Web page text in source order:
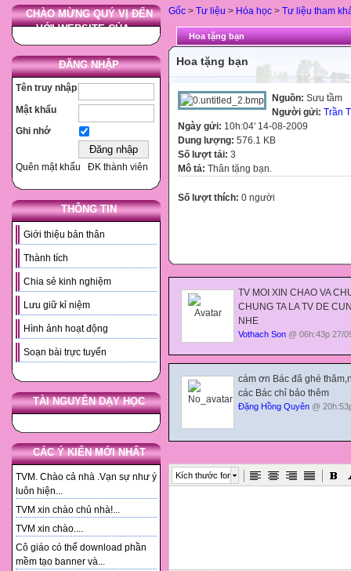
CHÀO MỪNG QUÝ VỊ ĐẾN
VỚI WEBSITE CỦA ...
ĐĂNG NHẬP
Tên truy nhập
Mật khẩu
Ghi nhớ
Quên mật khẩu ĐK thành viên
THÔNG TIN
Giới thiệu bản thân
Thành tích
Chia sẻ kinh nghiệm
Lưu giữ kỉ niệm
Hình ảnh hoạt động
Soạn bài trực tuyến
TÀI NGUYÊN DẠY HỌC
CÁC Ý KIẾN MỚI NHẤT
TVM. Chào cả nhà .Vạn sự như ý
luôn hiện...
TVM xin chào chủ nhà!...
TVM xin chào....
Cô giáo có thể download phần
mềm tạo banner và...
Gốc > Tư liệu > Hóa học > Tư liệu tham
Hoa tặng bạn
Hoa tặng bạn
Nguồn: Sưu tầm
Người gửi: Trần
Ngày gửi: 10h:04' 14-08-2009
Dung lượng: 576.1 KB
Số lượt tải: 3
Mô tả: Thân tặng bạn.
Số lượt thích: 0 người
TV MOI XIN CHAO VA
CHUNG TA LA TV DE
NHE
Vothach Son @ 06h:43p 27/
cám ơn Bác đã ghé
các Bác chỉ bảo thêm
Đặng Hồng Quyên @
Kích thước font